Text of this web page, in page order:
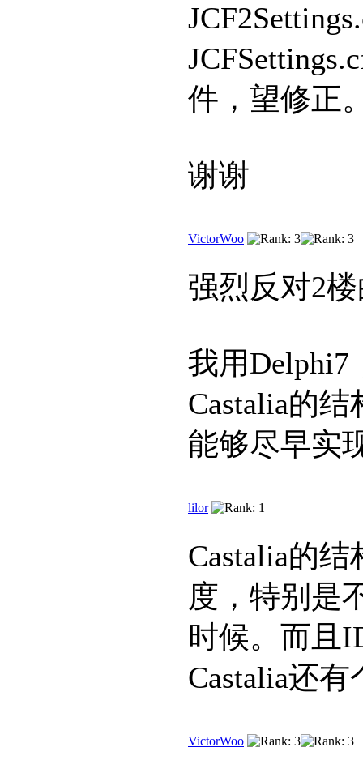
件，望修正
谢谢
VictorWoo
强烈反对2
我用Delphi7
Castalia的
能够尽早实
lilor
Castalia的
度，特别是
时候。而且
Castalia还
VictorWoo